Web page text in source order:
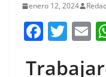
enero 12, 2024
F
c
T
itt
E
ai